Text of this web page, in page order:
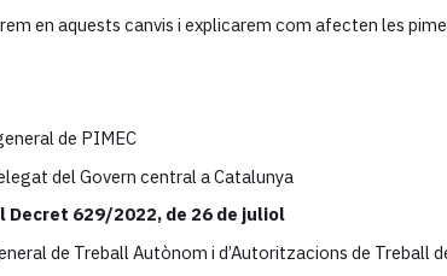
en aquests canvis i explicarem com afecten les
de PIMEC
del Govern central a Catalunya
Decret 629/2022, de 26 de juliol
de Treball Autònom i d’Autoritzacions de Treball